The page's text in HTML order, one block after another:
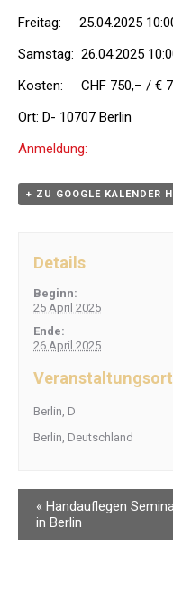
Freitag: 25.04.2025
Samstag: 26.04.2025
Kosten: CHF 750,– / €
Ort: D- 10707 Berlin
Anmeldung:
+ ZU GOOGLE KALENDER
Details
Beginn:
25 April 2025
Ende:
26 April 2025
Veranstaltungsort
Berlin, D
Berlin, Deutschland
« Handauflegen
in Berlin